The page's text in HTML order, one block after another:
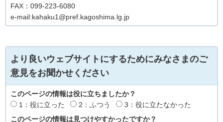
FAX：099-223-6080
e-mail:kahaku1@pref.kagoshima.lg.jp
より良いウェブサイトにするためにみなさまのご
意見をお聞かせください
このページの情報は役に立ちましたか？
1：役に立った
2：ふつう
3：役に立たなかった
このページの情報は見つけやすかったですか？